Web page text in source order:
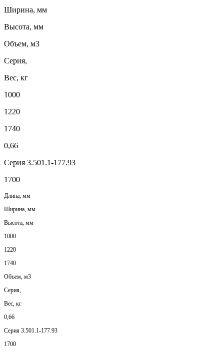
Ширина, мм
Высота, мм
Объем, м3
Серия,
Вес, кг
1000
1220
1740
0,66
Серия 3.501.1-177.93
1700
Длина, мм
Ширина, мм
Высота, мм
1000
1220
1740
Объем, м3
Серия,
Вес, кг
0,66
Серия 3.501.1-177.93
1700